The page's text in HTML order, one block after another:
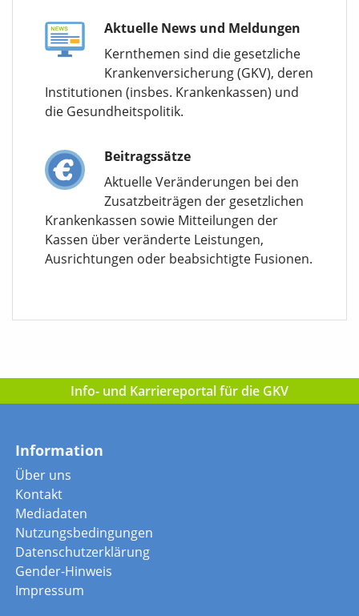
Aktuelle News und Meldungen
Kernthemen sind die gesetzliche
Krankenversicherung (GKV), deren
Institutionen (insbes. Krankenkassen) und
die Gesundheitspolitik.
Beitragssätze
Aktuelle Veränderungen bei den
Zusatzbeiträgen der gesetzlichen
Krankenkassen sowie Mitteilungen der
Kassen über veränderte Leistungen,
Ausrichtungen oder beabsichtigte Fusionen.
Info- und Karriereportal für die GKV
Information
Über uns
Kontakt
Mediadaten
Nutzungsbedingungen
Datenschutzerklärung
Gender-Hinweis
Impressum